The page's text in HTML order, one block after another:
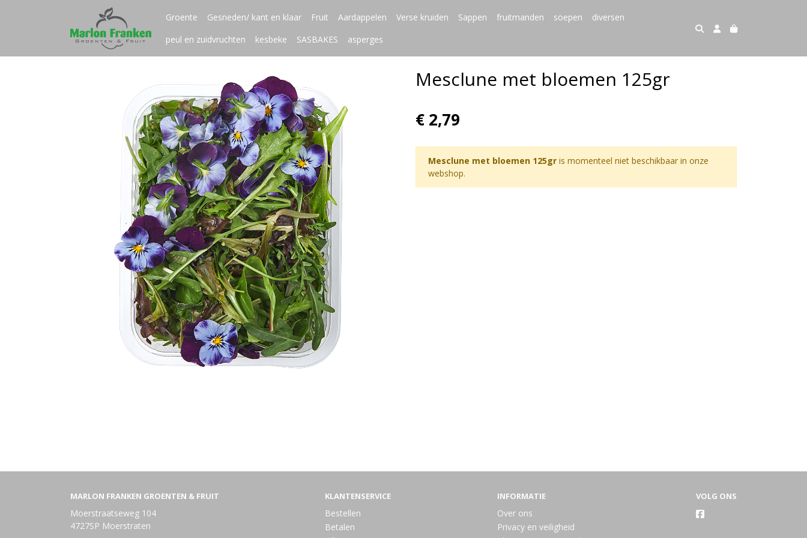
Groente Gesneden/ kant en klaar Fruit Aardappelen Verse kruiden Sappen fruitmanden soepen
diversen
peul en zuidvruchten
kesbeke SASBAKES asperges
Mesclune met bloemen 125gr
€ 2,79
Mesclune met bloemen 125gr is momenteel niet beschikbaar in onze
webshop.
MARLON FRANKEN GROENTEN & FRUIT
Moerstraatseweg 104
4727SP Moerstraten
KLANTENSERVICE
Bestellen
Betalen
INFORMATIE
Over ons
Privacy en veiligheid
VOLG ONS